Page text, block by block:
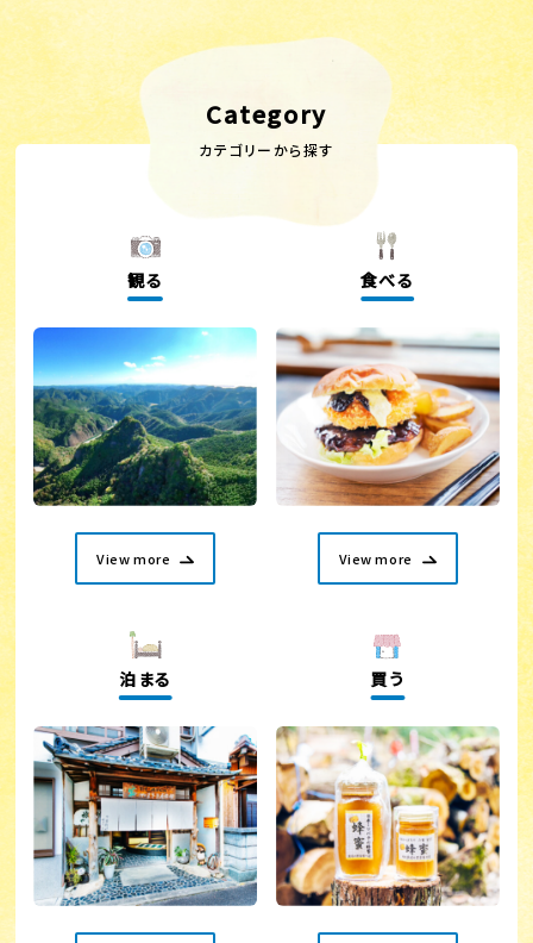
Category
カテゴリーから探す
観る
View more
食べる
View more
泊まる 買う